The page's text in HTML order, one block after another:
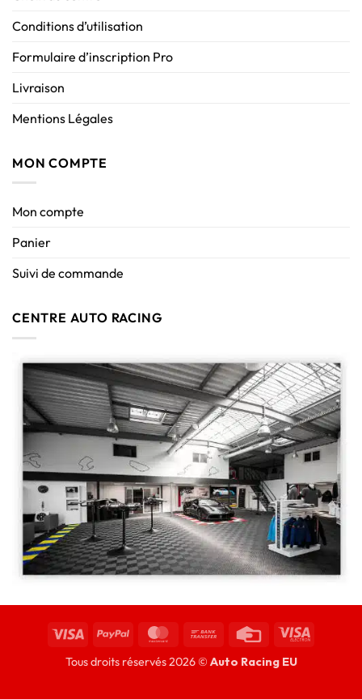
Conditions d’utilisation
Formulaire d’inscription Pro
Livraison
Mentions Légales
MON COMPTE
Mon compte
Panier
Suivi de commande
CENTRE AUTO RACING
Tous droits réservés 2026 © Auto Racing EU